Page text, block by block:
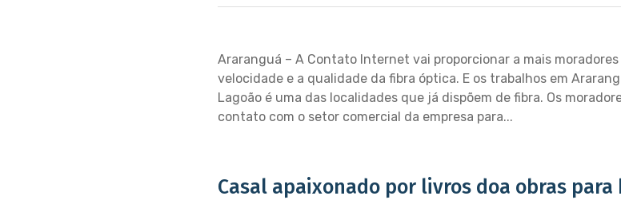
Araranguá – A Contato Internet vai proporcionar a mais
velocidade e a qualidade da fibra óptica. E os trabalhos em
Lagoão é uma das localidades que já dispõem de fibra. Os
contato com o setor comercial da empresa para...
Casal apaixonado por livros doa obras